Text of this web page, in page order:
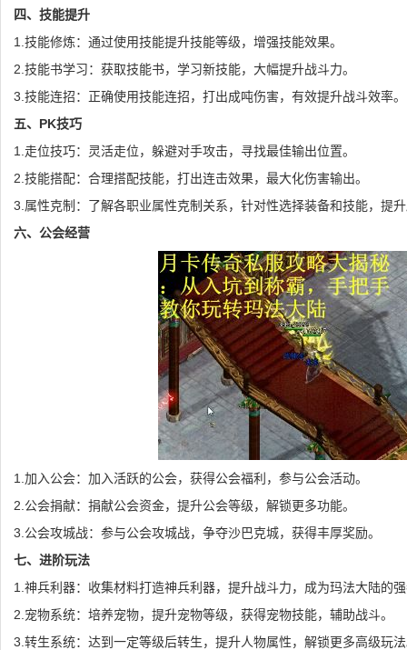
四、技能提升
1.技能修炼：通过使用技能提升技能等级，增强技能效果。
2.技能书学习：获取技能书，学习新技能，大幅提升战斗力。
3.技能连招：正确使用技能连招，打出成吨伤害，有效提升战斗效率。
五、PK技巧
1.走位技巧：灵活走位，躲避对手攻击，寻找最佳输出位置。
2.技能搭配：合理搭配技能，打出连击效果，最大化伤害输出。
3.属性克制：了解各职业属性克制关系，针对性选择装备和技能，提
六、公会经营
1.加入公会：加入活跃的公会，获得公会福利，参与公会活动。
2.公会捐献：捐献公会资金，提升公会等级，解锁更多功能。
3.公会攻城战：参与公会攻城战，争夺沙巴克城，获得丰厚奖励。
七、进阶玩法
1.神兵利器：收集材料打造神兵利器，提升战斗力，成为玛法大陆的
2.宠物系统：培养宠物，提升宠物等级，获得宠物技能，辅助战斗。
3.转生系统：达到一定等级后转生，提升人物属性，解锁更多高级玩